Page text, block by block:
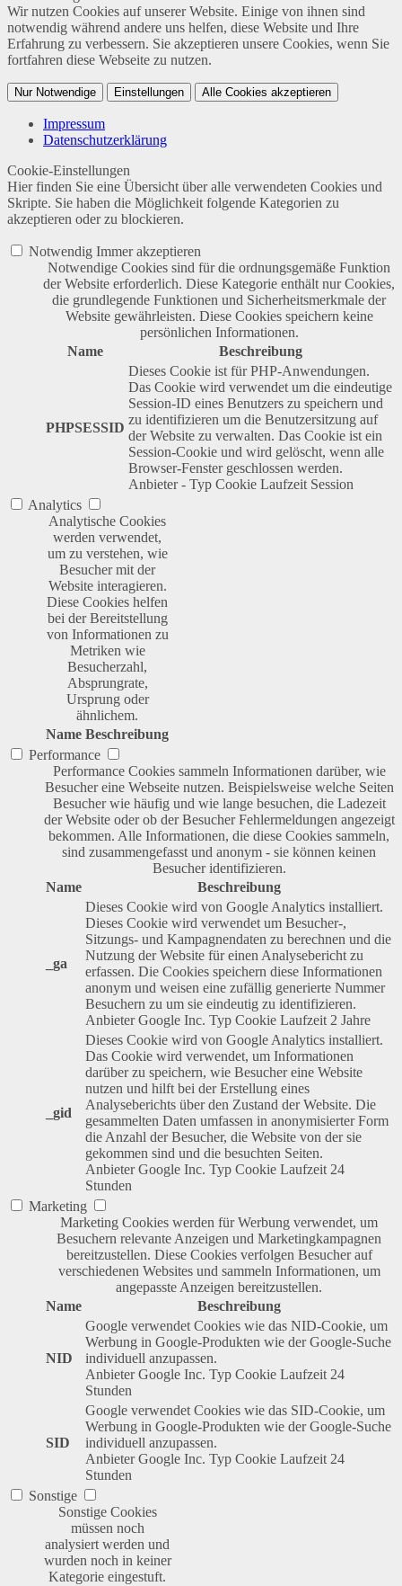
Wir nutzen Cookies auf unserer Website. Einige von ihnen sind
notwendig während andere uns helfen, diese Website und Ihre
Erfahrung zu verbessern. Sie akzeptieren unsere Cookies, wenn Sie
fortfahren diese Webseite zu nutzen.
Nur Notwendige Einstellungen Alle Cookies akzeptieren
Impressum
Datenschutzerklärung
Cookie-Einstellungen
Hier finden Sie eine Übersicht über alle verwendeten Cookies und
Skripte. Sie haben die Möglichkeit folgende Kategorien zu
akzeptieren oder zu blockieren.
Notwendig Immer akzeptieren
Notwendige Cookies sind für die ordnungsgemäße Funktion
der Website erforderlich. Diese Kategorie enthält nur Cookies,
die grundlegende Funktionen und Sicherheitsmerkmale der
Website gewährleisten. Diese Cookies speichern keine
persönlichen Informationen.
Name
Beschreibung
PHPSESSID
Dieses Cookie ist für PHP-Anwendungen.
Das Cookie wird verwendet um die eindeutige
Session-ID eines Benutzers zu speichern und
zu identifizieren um die Benutzersitzung auf
der Website zu verwalten. Das Cookie ist ein
Session-Cookie und wird gelöscht, wenn alle
Browser-Fenster geschlossen werden.
Anbieter - Typ Cookie Laufzeit Session
Analytics
Analytische Cookies
werden verwendet,
um zu verstehen, wie
Besucher mit der
Website interagieren.
Diese Cookies helfen
bei der Bereitstellung
von Informationen zu
Metriken wie
Besucherzahl,
Absprungrate,
Ursprung oder
ähnlichem.
Name Beschreibung
Performance
Performance Cookies sammeln Informationen darüber, wie
Besucher eine Webseite nutzen. Beispielsweise welche Seiten
Besucher wie häufig und wie lange besuchen, die Ladezeit
der Website oder ob der Besucher Fehlermeldungen angezeigt
bekommen. Alle Informationen, die diese Cookies sammeln,
sind zusammengefasst und anonym - sie können keinen
Besucher identifizieren.
Name
Beschreibung
_ga
Dieses Cookie wird von Google Analytics installiert.
Dieses Cookie wird verwendet um Besucher-,
Sitzungs- und Kampagnendaten zu berechnen und die
Nutzung der Website für einen Analysebericht zu
erfassen. Die Cookies speichern diese Informationen
anonym und weisen eine zufällig generierte Nummer
Besuchern zu um sie eindeutig zu identifizieren.
Anbieter Google Inc. Typ Cookie Laufzeit 2 Jahre
_gid
Dieses Cookie wird von Google Analytics installiert.
Das Cookie wird verwendet, um Informationen
darüber zu speichern, wie Besucher eine Website
nutzen und hilft bei der Erstellung eines
Analyseberichts über den Zustand der Website. Die
gesammelten Daten umfassen in anonymisierter Form
die Anzahl der Besucher, die Website von der sie
gekommen sind und die besuchten Seiten.
Anbieter Google Inc. Typ Cookie Laufzeit 24
Stunden
Marketing
Marketing Cookies werden für Werbung verwendet, um
Besuchern relevante Anzeigen und Marketingkampagnen
bereitzustellen. Diese Cookies verfolgen Besucher auf
verschiedenen Websites und sammeln Informationen, um
angepasste Anzeigen bereitzustellen.
Name
Beschreibung
NID
Google verwendet Cookies wie das NID-Cookie, um
Werbung in Google-Produkten wie der Google-Suche
individuell anzupassen.
Anbieter Google Inc. Typ Cookie Laufzeit 24
Stunden
SID
Google verwendet Cookies wie das SID-Cookie, um
Werbung in Google-Produkten wie der Google-Suche
individuell anzupassen.
Anbieter Google Inc. Typ Cookie Laufzeit 24
Stunden
Sonstige
Sonstige Cookies
müssen noch
analysiert werden und
wurden noch in keiner
Kategorie eingestuft.